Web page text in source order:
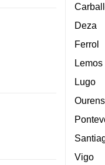
Deza
Ferrol
Lemos
Lugo
Vigo